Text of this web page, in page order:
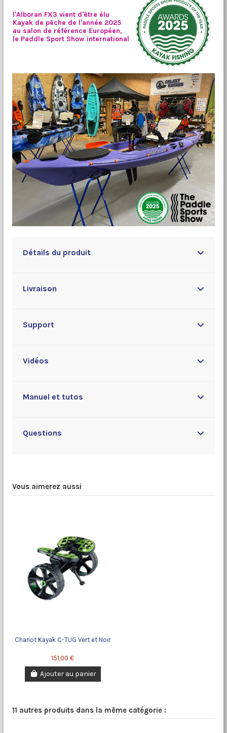
l'Alboran FX3 vient d'être élu
Kayak de pêche de l'année 2025
au salon de référence Européen,
le Paddle Sport Show international
Détails du produit
Livraison
Support
Vidéos
Manuel et tutos
Questions
Vous aimerez aussi
Chariot Kayak C-TUG Vert et Noir
151,00 €
Ajouter au panier
11 autres produits dans la même catégorie :